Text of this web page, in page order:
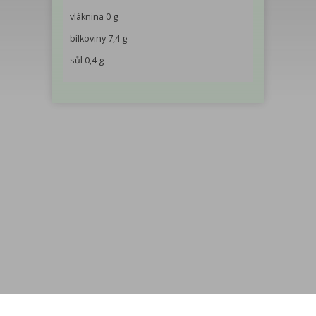
vláknina 0 g
bílkoviny 7,4 g
sůl 0,4 g